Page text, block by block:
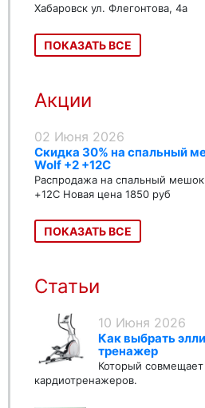
Хабаровск ул. Флегонтова, 4а
ПОКАЗАТЬ ВСЕ
Акции
02 Июня 2026
Скидка 30% на спальный
Wolf +2 +12C
Распродажа на спальный
+12C Новая цена 1850 руб
ПОКАЗАТЬ ВСЕ
Статьи
10 Июня 2026
Как выбрать
тренажер
Который
кардиотренажеров.